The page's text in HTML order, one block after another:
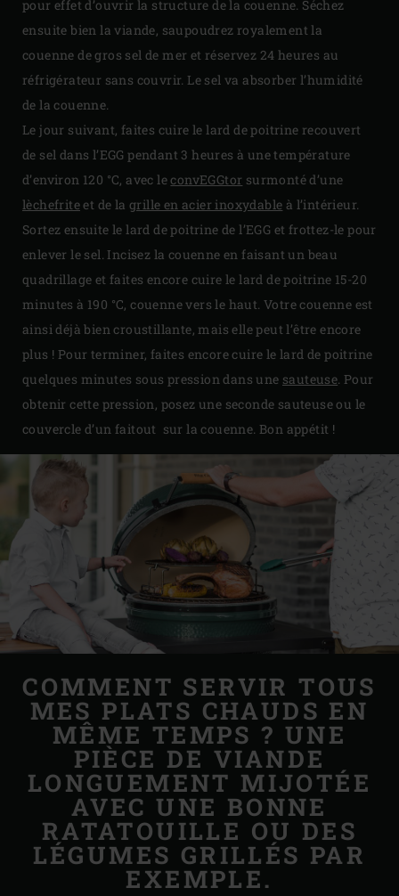
pour effet d’ouvrir la structure de la couenne. Séchez
ensuite bien la viande, saupoudrez royalement la
couenne de gros sel de mer et réservez 24 heures au
réfrigérateur sans couvrir. Le sel va absorber l’humidité
de la couenne.
Le jour suivant, faites cuire le lard de poitrine recouvert
de sel dans l’EGG pendant 3 heures à une température
d’environ 120 °C, avec leconvEGGtor surmonté d’une
lèchefriteet de lagrille en acier inoxydable à l’intérieur.
Sortez ensuite le lard de poitrine de l’EGG et frottez-le pour
enlever le sel. Incisez la couenne en faisant un beau
quadrillage et faites encore cuire le lard de poitrine 15-20
minutes à 190 °C, couenne vers le haut. Votre couenne est
ainsi déjà bien croustillante, mais elle peut l’être encore
plus ! Pour terminer, faites encore cuire le lard de poitrine
quelques minutes sous pression dans une sauteuse . Pour
obtenir cette pression, posez une seconde sauteuse ou le
couvercle d’un faitout sur la couenne. Bon appétit !
COMMENT SERVIR TOUS
MES PLATS CHAUDS EN
MÊME TEMPS ? UNE
PIÈCE DE VIANDE
LONGUEMENT MIJOTÉE
AVEC UNE BONNE
RATATOUILLE OU DES
LÉGUMES GRILLÉS PAR
EXEMPLE.